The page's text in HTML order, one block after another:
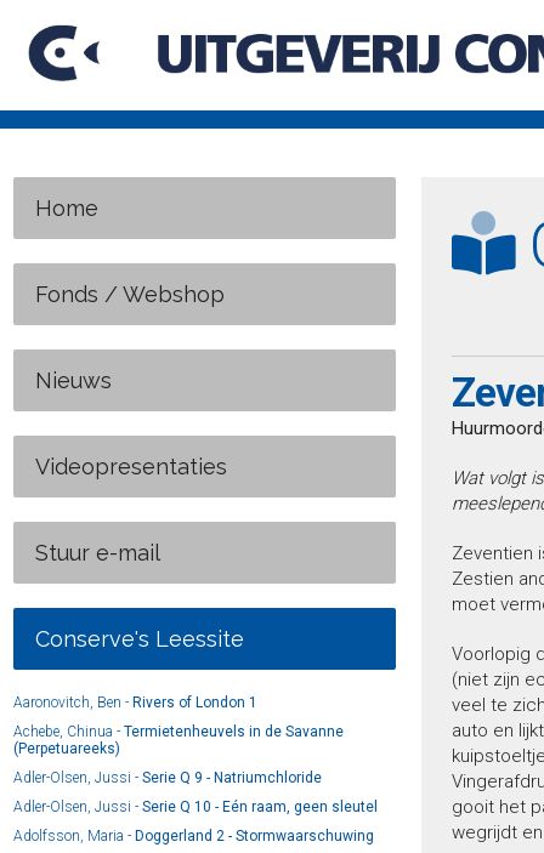
Home
Fonds / Webshop
Nieuws
Videopresentaties
Stuur e-mail
Conserve's Leessite
Aaronovitch, Ben - Rivers of London 1
Achebe, Chinua - Termietenheuvels in de Savanne
(Perpetuareeks)
Adler-Olsen, Jussi - Serie Q 9 - Natriumchloride
Adler-Olsen, Jussi - Serie Q 10 - Eén raam, geen sleutel
Adolfsson, Maria - Doggerland 2 - Stormwaarschuwing
Wat volgt
Zeventien
Zestien
moet
Voorlopig
(niet zijn
veel te
auto en
gooit het
wegrijdt